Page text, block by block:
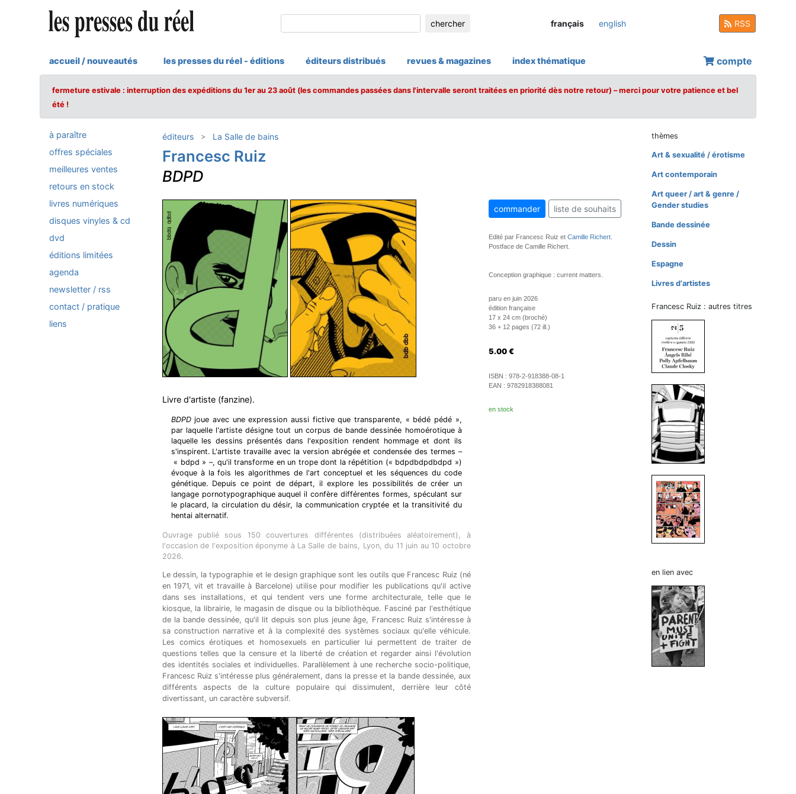
chercher français english RSS
accueil / nouveautés les presses du réel - éditions éditeurs distribués revues & magazines index thématique compte
fermeture estivale : interruption des expéditions du 1er au 23 août (les commandes passées dans l'intervalle seront traitées en priorité dès notre retour) – merci pour votre patience et bel
été !
à paraître
offres spéciales
meilleures ventes
retours en stock
livres numériques
disques vinyles & cd
dvd
éditions limitées
agenda
newsletter / rss
contact / pratique
liens
éditeurs La Salle de bains
Francesc Ruiz
BDPD
Livre d'artiste (fanzine).
BDPDjoue avec une expression aussi fictive que transparente, « bédé pédé »,
par laquelle l'artiste désigne tout un corpus de bande dessinée homoérotique à
laquelle les dessins présentés dans l'exposition rendent hommage et dont ils
s'inspirent. L'artiste travaille avec la version abrégée et condensée des termes –
« bdpd » –, qu'il transforme en un trope dont la répétition (« bdpdbdpdbdpd »)
évoque à la fois les algorithmes de l'art conceptuel et les séquences du code
génétique. Depuis ce point de départ, il explore les possibilités de créer un
langage pornotypographique auquel il confère différentes formes, spéculant sur
le placard, la circulation du désir, la communication cryptée et la transitivité du
hentai alternatif.
Ouvrage publié sous 150 couvertures différentes (distribuées aléatoirement), à
l'occasion de l'exposition éponyme à La Salle de bains, Lyon, du 11 juin au 10 octobre
2026.
Le dessin, la typographie et le design graphique sont les outils que Francesc Ruiz (né
en 1971, vit et travaille à Barcelone) utilise pour modifier les publications qu'il active
dans ses installations, et qui tendent vers une forme architecturale, telle que le
kiosque, la librairie, le magasin de disque ou la bibliothèque. Fasciné par l'esthétique
de la bande dessinée, qu'il lit depuis son plus jeune âge, Francesc Ruiz s'intéresse à
sa construction narrative et à la complexité des systèmes sociaux qu'elle véhicule.
Les comics érotiques et homosexuels en particulier lui permettent de traiter de
questions telles que la censure et la liberté de création et regarder ainsi l'évolution
des identités sociales et individuelles. Parallèlement à une recherche socio-politique,
Francesc Ruiz s'intéresse plus généralement, dans la presse et la bande dessinée, aux
différents aspects de la culture populaire qui dissimulent, derrière leur côté
divertissant, un caractère subversif.
commander liste de souhaits
Edité par Francesc Ruiz et Camille Richert.
Postface de Camille Richert.
Conception graphique : current matters.
paru en juin 2026
édition française
17 x 24 cm (broché)
36 + 12 pages (72 ill.)
5.00 €
ISBN : 978-2-918388-08-1
EAN : 9782918388081
en stock
thèmes
Art & sexualité / érotisme
Art contemporain
Art queer / art & genre /
Gender studies
Bande dessinée
Dessin
Espagne
Livres d'artistes
Francesc Ruiz : autres titres
en lien avec